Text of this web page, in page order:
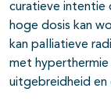
curatieve intentie
hoge dosis kan
kan palliatieve
met hyperthermie
uitgebreidheid